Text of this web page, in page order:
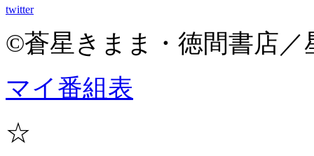
twitter
©蒼星きまま・徳間書店／
マイ番組表
☆